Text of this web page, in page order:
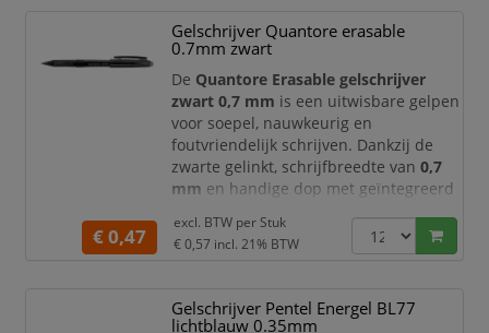
verminderd, zelfs wanneer u in een
hoog tempo schrijft.
De pen is voorzien van eenmedium
penpunt van
Gelschrijver Quantore erasable
0.7mm zwart
De Quantore Erasable gelschrijver
zwart 0,7 mm is een uitwisbare gelpen
voor soepel, nauwkeurig en
foutvriendelijk schrijven. Dankzij de
zwarte gelinkt, schrijfbreedte van0,7
mm en handige dop met geïntegreerd
schrijffouten eenvoudig zonder
correctievloeistof of gum. Ideaal voor
formulieren en dagelijks schrijfwerk.
€ 0,47
excl. BTW per Stuk
€ 0,57 incl. 21% BTW
Gelschrijver Pentel Energel BL77
lichtblauw 0.35mm